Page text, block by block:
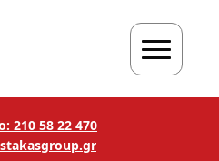
210 58 22 470